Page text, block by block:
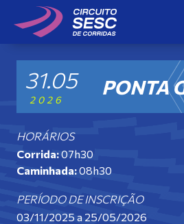
content
31.05
2026
PONTA
HORÁRIOS
Corrida:07h30
Caminhada:08h30
PERÍODO DE INSCRIÇÃO
03/11/2025 a 25/05/2026